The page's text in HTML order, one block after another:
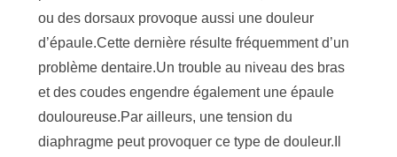
ou des dorsaux provoque aussi une douleur
d’épaule.Cette dernière résulte fréquemment d’un
problème dentaire.Un trouble au niveau des bras
et des coudes engendre également une épaule
douloureuse.Par ailleurs, une tension du
diaphragme peut provoquer ce type de douleur.Il